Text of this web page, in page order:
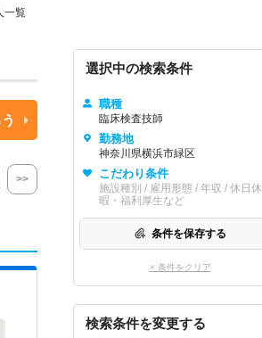
一覧
>>
選択中の検索条件
職種
臨床検査技師
勤務地
神奈川県横浜市緑区
こだわり条件
施設種別 / 雇用形態 / 年収 / 休日休
暇・福利厚生など
条件を保存する
× 条件をクリア
検索条件を変更する